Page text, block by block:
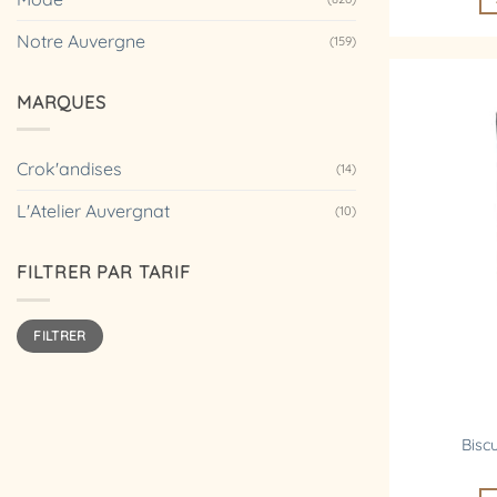
Notre Auvergne (159)
MARQUES
Crok'andises (14)
L'Atelier Auvergnat (10)
FILTRER PAR TARIF
Prix
min
Prix
maxFILTRER